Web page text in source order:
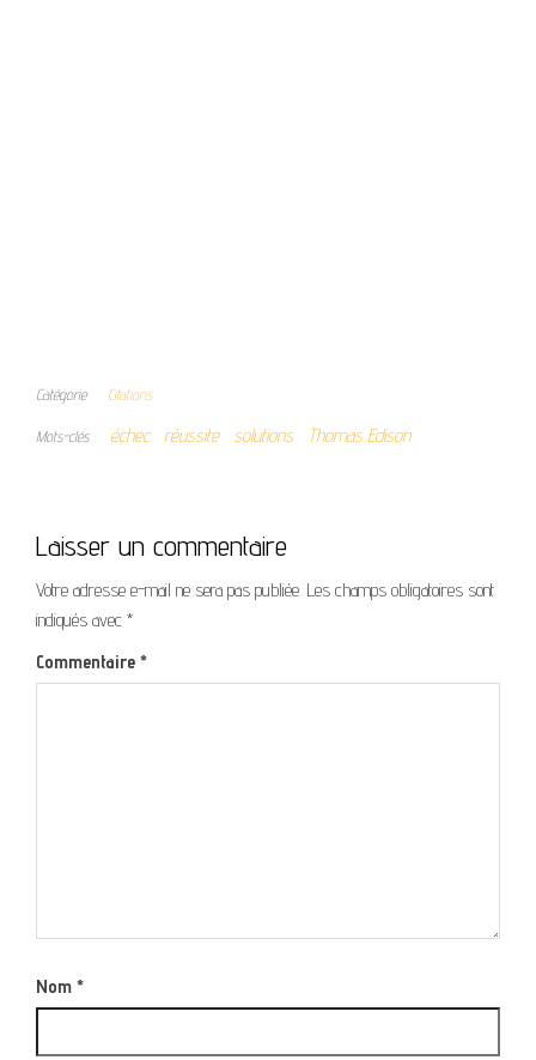
Catégorie Citations
Mots-clés échec réussite solutions Thomas Edison
Laisser un commentaire
Votre adresse e-mail ne sera pas publiée. Les champs obligatoires sont
indiqués avec *
Commentaire *
Nom *